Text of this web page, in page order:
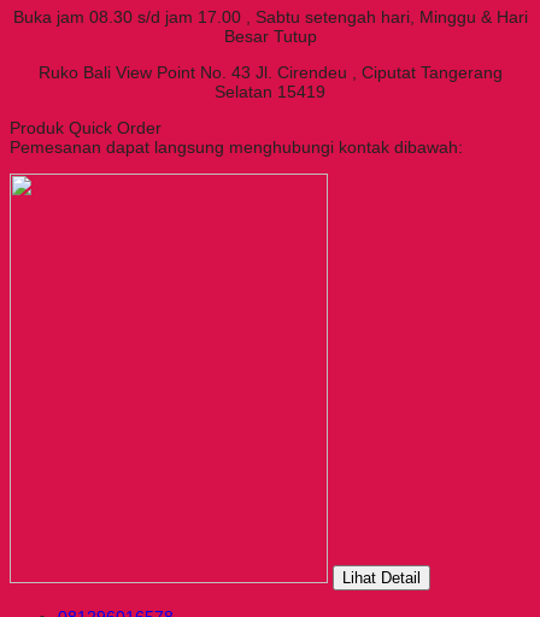
Buka jam 08.30 s/d jam 17.00 , Sabtu setengah hari, Minggu & Hari
Besar Tutup
Ruko Bali View Point No. 43 Jl. Cirendeu , Ciputat Tangerang
Selatan 15419
Produk Quick Order
Pemesanan dapat langsung menghubungi kontak dibawah:
Lihat Detail